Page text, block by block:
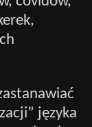
języka